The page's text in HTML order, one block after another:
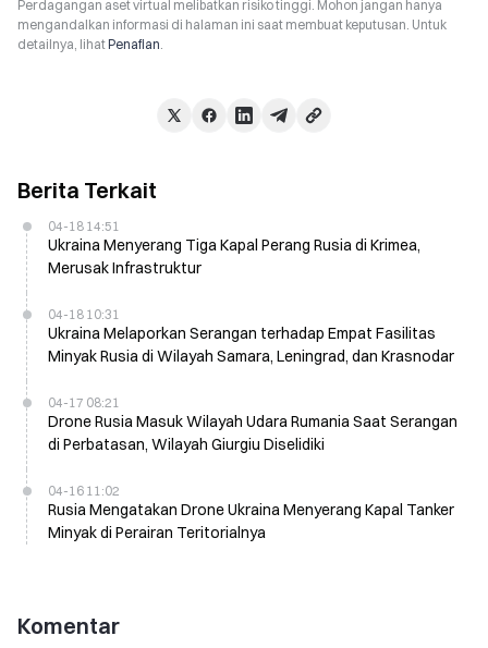
Perdagangan aset virtual melibatkan risiko tinggi. Mohon jangan hanya
mengandalkan informasi di halaman ini saat membuat keputusan. Untuk
detailnya, lihatPenafian.
Berita Terkait
04-18 14:51
Ukraina Menyerang Tiga Kapal Perang Rusia di Krimea,
Merusak Infrastruktur
04-18 10:31
Ukraina Melaporkan Serangan terhadap Empat Fasilitas
Minyak Rusia di Wilayah Samara, Leningrad, dan Krasnodar
04-17 08:21
Drone Rusia Masuk Wilayah Udara Rumania Saat Serangan
di Perbatasan, Wilayah Giurgiu Diselidiki
04-16 11:02
Rusia Mengatakan Drone Ukraina Menyerang Kapal Tanker
Minyak di Perairan Teritorialnya
Komentar